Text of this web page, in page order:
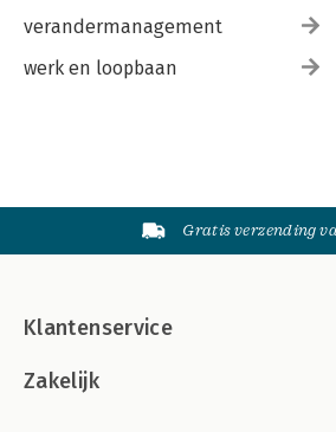
verandermanagement
werk en loopbaan
Gratis verzending
Klantenservice
Zakelijk